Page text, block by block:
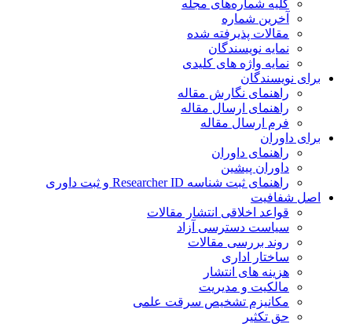
کلیه شماره‌های مجله
آخرین شماره
مقالات پذیرفته شده
نمایه نویسندگان
نمایه واژه های کلیدی
نویسندگان
راهنمای نگارش مقاله
راهنمای ارسال مقاله
فرم ارسال مقاله
داوران
راهنمای داوران
داوران پیشین
راهنمای ثبت شناسه Researcher ID و ثبت داوری
شفافیت
قواعد اخلاقی انتشار مقالات
سیاست دسترسی آزاد
روند بررسی مقالات
ساختار اداری
هزینه های انتشار
مالکیت و مدیریت
ﻣﮑﺎﻧﯿﺰم ﺗﺸﺨﯿﺺ ﺳﺮﻗﺖ ﻋﻠﻤﯽ
حق تکثیر